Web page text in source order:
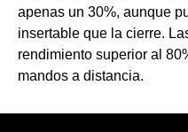
apenas un 30%, aunque
insertable que la cierre.
rendimiento superior al
mandos a distancia.